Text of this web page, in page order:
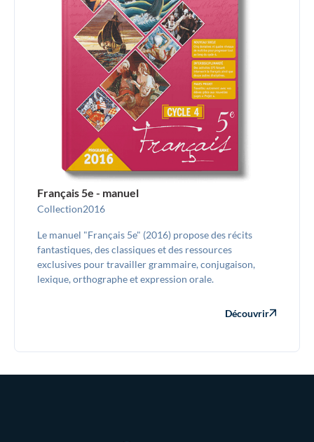
Français 5e - manuel
Collection2016
Le manuel "Français 5e" (2016) propose des récits
fantastiques, des classiques et des ressources
exclusives pour travailler grammaire, conjugaison,
lexique, orthographe et expression orale.
Découvrir